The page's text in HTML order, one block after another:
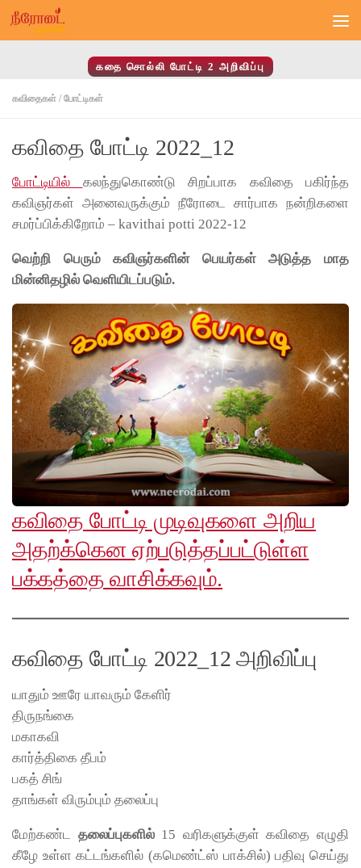
Skip to content
கதை சொல்லி போட்டி 2 அறிவிப்பு
கவிதைகள் / போட்டிகள்
கவிதை போட்டி 2022_12
போட்டியில் கலந்துகொண்டு சிறப்பாக கவிதை பகிர்ந்த
கவிஞர்கள் அனைவருக்கும் நீரோடை சார்பாக நன்றிகளை
சமர்ப்பிக்கிறோம் – kavithai potti 2022-12
வெற்றி பெரும் கவிஞர்களின் பெயர்கள் அடுத்த மாத
மின்னிதழில் வெளியிடப்படும்.
கவிதை போட்டி முடிவுகளை அறிய
அதற்க்கென ஏற்படுத்தப்பட்டுள்ள
பக்கத்தை வாசிக்கவும்.
கவிதை போட்டி 2022_12 அறிவிப்பு
யாதும் ஊரே யாவரும் கேளிர்
திருநங்கை
மகாகவி
கார்த்திகை தீபம்
பகத் சிங்
தாங்கள் விரும்பும் தலைப்பு
மேற்கண்ட தலைப்புகளில்15 வரிகளுக்குள் கவிதை எழுதி
கீழே உள்ள கட்டங்களில் (கமெண்ட்ஸ் பாக்சில்) பதிவு செய்து